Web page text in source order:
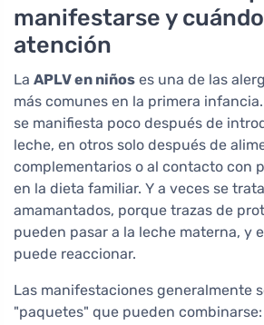
manifestarse y
atención
La APLV en niños es una de las
más comunes en la primera
se manifiesta poco después de
leche, en otros solo después de
complementarios o al contacto con
en la dieta familiar. Y a veces se
amamantados, porque trazas de
pueden pasar a la leche materna, y
puede reaccionar.
Las manifestaciones generalmente
"paquetes" que pueden combinarse: